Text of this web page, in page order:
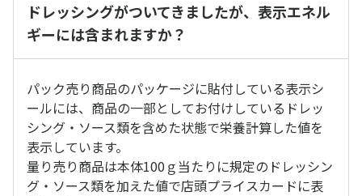
ドレッシングがついてきましたが、表示エネル
ギーには含まれますか？
パック売り商品のパッケージに貼付している表示シ
ールには、商品の一部としてお付けしているドレッ
シング・ソース類を含めた状態で栄養計算した値を
表示しています。
量り売り商品は本体100ｇ当たりに規定のドレッシン
グ・ソース類を加えた値で店頭プライスカードに表